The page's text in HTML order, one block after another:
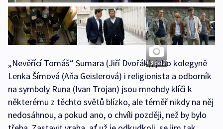
+ 3 další
„Nevěřící Tomáš“ Sumara (Jiří Dvořák), jeho kolegyně
Lenka Šímová (Aňa Geislerová) i religionista a odborník
na symboly Runa (Ivan Trojan) jsou mnohdy klíči k
některému z těchto světů blízko, ale téměř nikdy na něj
nedosáhnou, a pokud ano, o chvíli později, než by bylo